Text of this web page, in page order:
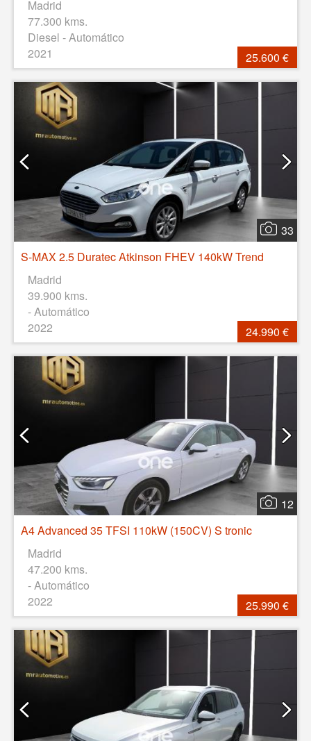
Madrid
77.300 kms.
Diesel - Automático
2021
25.600 €
33
S-MAX 2.5 Duratec Atkinson FHEV 140kW Trend
Madrid
39.900 kms.
- Automático
2022
24.990 €
12
A4 Advanced 35 TFSI 110kW (150CV) S tronic
Madrid
47.200 kms.
- Automático
2022
25.990 €